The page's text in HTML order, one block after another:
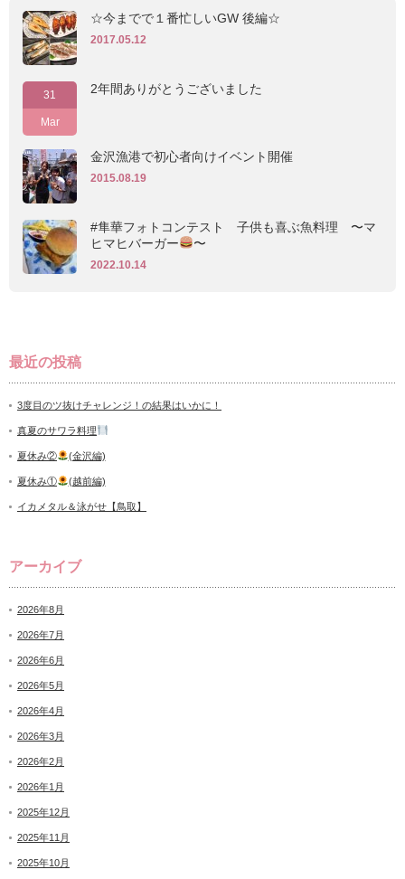
☆今までで１番忙しいGW 後編☆
2017.05.12
31
Mar
2年間ありがとうございました
金沢漁港で初心者向けイベント開催
2015.08.19
#隼華フォトコンテスト 子供も喜ぶ魚料理 〜マ
ヒマヒバーガー
〜
2022.10.14
最近の投稿
3度目のツ抜けチャレンジ！の結果はいかに！
真夏のサワラ料理
夏休み② (金沢編)
夏休み① (越前編)
イカメタル＆泳がせ【鳥取】
アーカイブ
2026年8月
2026年7月
2026年6月
2026年5月
2026年4月
2026年3月
2026年2月
2026年1月
2025年12月
2025年11月
2025年10月